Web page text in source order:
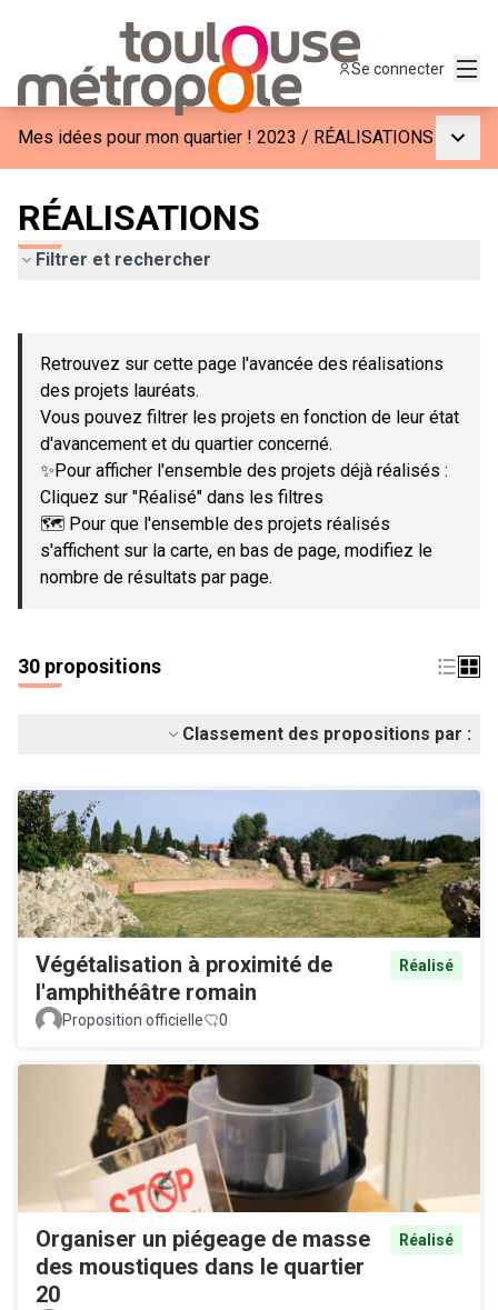
Se connecter
Mes idées pour mon quartier ! 2023 / RÉALISATIONS
RÉALISATIONS
Filtrer et rechercher
−
Retrouvez sur cette page l'avancée des réalisations
des projets lauréats.
Vous pouvez filtrer les projets en fonction de leur état
d'avancement et du quartier concerné.
✨Pour afficher l'ensemble des projets déjà réalisés :
Cliquez sur "Réalisé" dans les filtres
🗺️ Pour que l'ensemble des projets réalisés
s'affichent sur la carte, en bas de page, modifiez le
nombre de résultats par page.
30 propositions
Classement des propositions par :
Végétalisation à proximité de
l'amphithéâtre romain
Réalisé
Proposition officielle 0
Organiser un piégeage de masse
des moustiques dans le quartier
20
Réalisé